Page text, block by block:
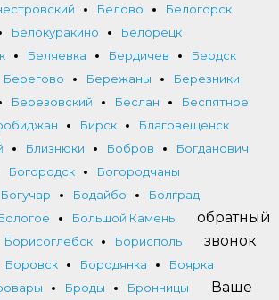
Белово
Белогорск
Белокуракино
Белорецк
Беляевка Бердичев
Бердск
Берегово Бережаны
Березники
Березовский Беслан
Беспятное
Бирск
Благовещенск
Близнюки Бобров
Богданович
Богородск
Богородчаны
Богучар Бодайбо
Болград
Большой Камень
Борисоглебск
Борисполь
Боровск Бородянка
Боярка
Броды
Бронницы
обратный
звонок
Ваше